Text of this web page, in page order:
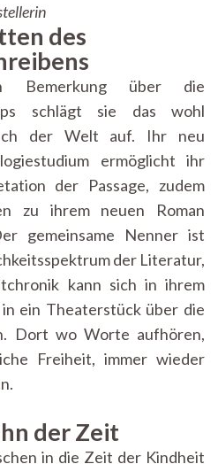
des
Bemerkung über die
schlägt sie das wohl
der Welt auf. Ihr neu
ermöglicht ihr
der Passage, zudem
zu ihrem neuen Roman
gemeinsame Nenner ist
der Literatur,
kann sich in ihrem
ein Theaterstück über die
Dort wo Worte aufhören,
Freiheit, immer wieder
der Zeit
in die Zeit der Kindheit